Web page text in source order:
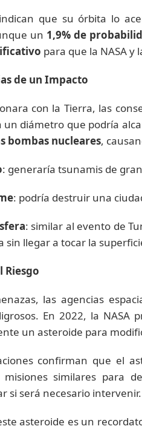
que su órbita lo
un 1,9% de
para que la NASA y
de un Impacto
con la Tierra, las
un diámetro que podría
bombas nucleares,
: generaría tsunamis de
: podría destruir una
: similar al evento de
sin llegar a tocar la
Riesgo
las agencias
En 2022, la NASA
un asteroide para
confirman que el
similares para
si será necesario intervenir.
asteroide es un